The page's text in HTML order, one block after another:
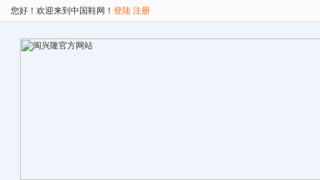
您好！欢迎来到中国鞋网！ 登陆 注册